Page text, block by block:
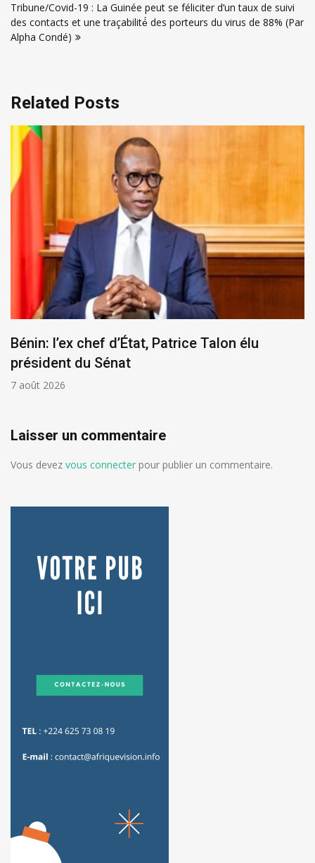
Tribune/Covid-19 : La Guinée peut se féliciter d’un taux de suivi
des contacts et une traçabilité́ des porteurs du virus de 88% (Par
Alpha Condé)
Related Posts
Bénin: l’ex chef d’État, Patrice Talon élu
président du Sénat
7 août 2026
Laisser un commentaire
Vous devez vous connecter pour publier un commentaire.